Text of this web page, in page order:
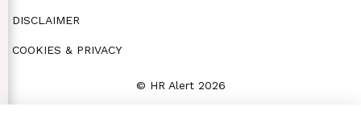
DISCLAIMER
COOKIES & PRIVACY
© HR Alert 2026